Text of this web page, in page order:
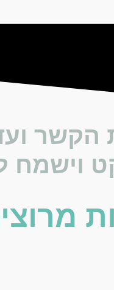
הקשר
וישמח